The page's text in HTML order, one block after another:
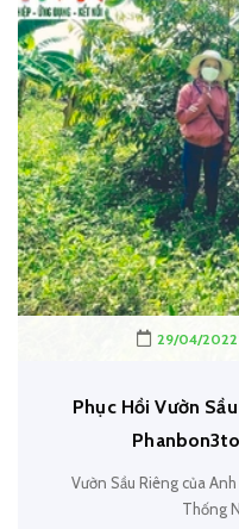
29/04/2022
Phục Hồi Vườn
Vườn Sầu Riêng của
Thống